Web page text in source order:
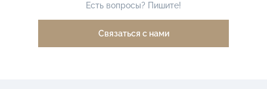
Есть вопросы? Пишите!
Связаться с нами